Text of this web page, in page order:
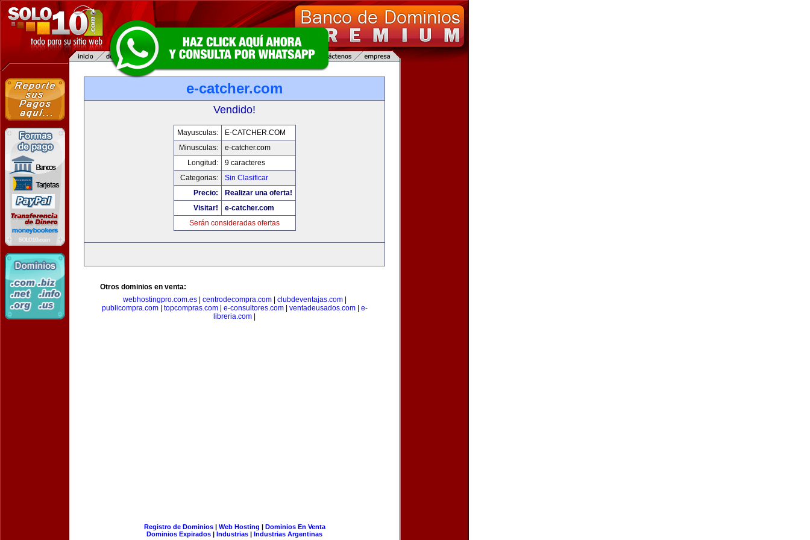
e-catcher.com
Vendido!
Mayusculas:
E-CATCHER.COM
Minusculas:
e-catcher.com
Longitud:
9 caracteres
Categorias:
Sin Clasificar
Precio:
Realizar una oferta!
Visitar!
e-catcher.com
Serán consideradas ofertas
Otros dominios en venta:
webhostingpro.com.es| centrodecompra.com| clubdeventajas.com|
publicompra.com| topcompras.com| e-consultores.com| ventadeusados.com| e-
libreria.com
Registro de Dominios| Web Hosting | Dominios En Venta
Dominios Expirados | Industrias | Industrias Argentinas